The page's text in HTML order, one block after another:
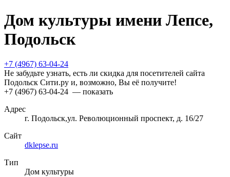
Дом культуры имени Лепсе,
Подольск
+7 (4967) 63-04-24
Не забудьте узнать, есть ли скидка для посетителей сайта
Подольск Сити.ру и, возможно, Вы её получите!
+7 (4967) 63-04-24 — показать
Адрес
г. Подольск,ул. Революционный проспект, д. 16/27
Сайт
dklepse.ru
Тип
Дом культуры